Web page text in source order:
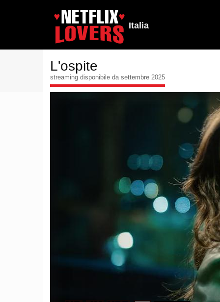
Italia
L'ospite
streaming disponibile da settembre 2025